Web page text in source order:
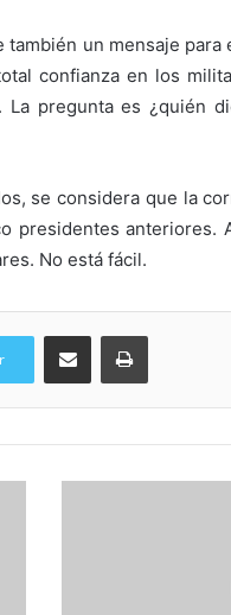
un mensaje para
confianza en los
pregunta es ¿quién
se considera que la
presidentes anteriores.
No está fácil.
Compartir via Email Imprimi